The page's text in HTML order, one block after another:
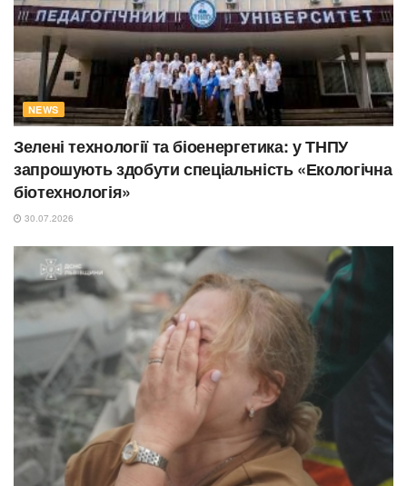
NEWS
Зелені технології та біоенергетика: у ТНПУ
запрошують здобути спеціальність «Екологічна
біотехнологія»
30.07.2026